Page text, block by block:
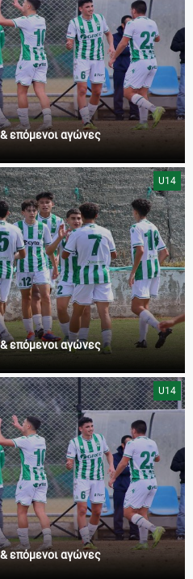
επόμενοι αγώνες
U14
επόμενοι αγώνες
U14
επόμενοι αγώνες